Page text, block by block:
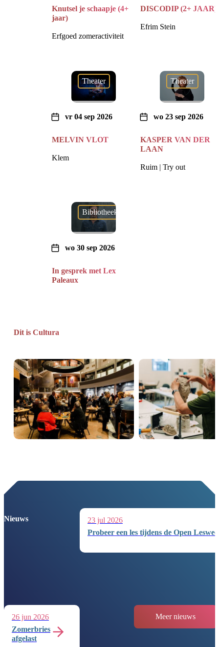
Knutsel je schaapje (4+
jaar)
Erfgoed zomeractiviteit
DISCODIP (2+ JAAR)
Efrim Stein
Theater
MELVIN VLOT
vr 04 sep 2026
Klem
Theater
KASPER VAN DER
LAAN
wo 23 sep 2026
Ruim | Try out
Bibliotheek
In gesprek met Lex
Paleaux
wo 30 sep 2026
Dit is Cultura
Nieuws
23 jul 2026
Probeer een les tijdens de Open
26 jun 2026
Zomerbries
afgelast
Meer nieuws